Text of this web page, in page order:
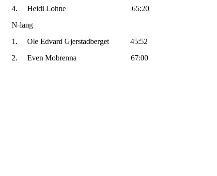
4. Heidi Lohne 65:20
N-lang
1. Ole Edvard Gjerstadberget 45:52
2. Even Mobrenna 67:00